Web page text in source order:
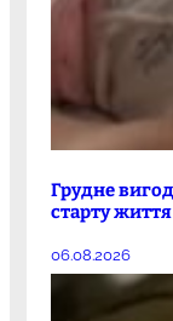
Грудне
старту життя
06.08.2026